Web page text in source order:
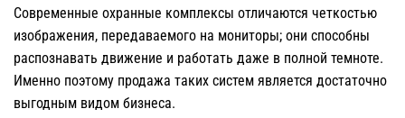
Современные охранные комплексы отличаются четкостью
изображения, передаваемого на мониторы; они способны
распознавать движение и работать даже в полной темноте.
Именно поэтому продажа таких систем является достаточно
выгодным видом бизнеса.